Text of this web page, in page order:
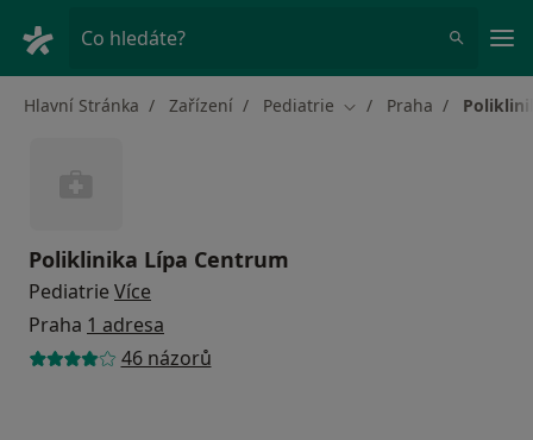
Co hledáte?
Hlavní Stránka Zařízení Pediatrie Změna města
Praha
Poliklinika Lípa Centrum
Pediatrie Více
Praha 1 adresa
46 názorů